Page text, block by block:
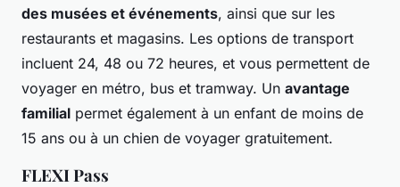
des musées et événements, ainsi que sur les
restaurants et magasins. Les options de transport
incluent 24, 48 ou 72 heures, et vous permettent de
voyager en métro, bus et tramway. Un avantage
familial permet également à un enfant de moins de
15 ans ou à un chien de voyager gratuitement.
FLEXI Pass